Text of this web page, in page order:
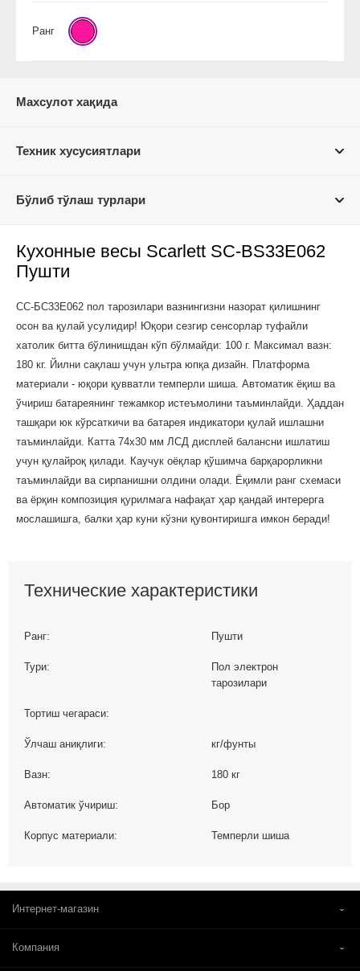
Ранг
Махсулот хақида
Техник хусусиятлари
Бўлиб тўлаш турлари
Кухонные весы Scarlett SC-BS33E062
Пушти
СC-БС33E062 пол тарозилари вазнингизни назорат қилишнинг
осон ва қулай усулидир! Юқори сезгир сенсорлар туфайли
хатолик битта бўлинишдан кўп бўлмайди: 100 г. Максимал вазн:
180 кг. Йилни сақлаш учун ультра юпқа дизайн. Платформа
материали - юқори қувватли темперли шиша. Автоматик ёқиш ва
ўчириш батареянинг тежамкор истеъмолини таъминлайди. Ҳаддан
ташқари юк кўрсаткичи ва батарея индикатори қулай ишлашни
таъминлайди. Катта 74х30 мм ЛCД дисплей балансни ишлатиш
учун қулайроқ қилади. Каучук оёқлар қўшимча барқарорликни
таъминлайди ва сирпанишни олдини олади. Ёқимли ранг схемаси
ва ёрқин композиция қурилмага нафақат ҳар қандай интерерга
мослашишга, балки ҳар куни кўзни қувонтиришга имкон беради!
Технические характеристики
Ранг: Пушти
Тури:
Пол электрон
тарозилари
Тортиш чегараси:
Ўлчаш аниқлиги: кг/фунты
Вазн: 180 кг
Автоматик ўчириш: Бор
Корпус материали: Темперли шиша
Интернет-магазин
Компания